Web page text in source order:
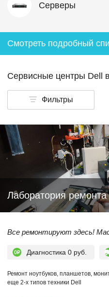
Серверы
Смотреть подробный
Сервисные центры Dell
Фильтры
Лаборатория ремонта
Все ремонтируют здесь!
Диагностика 0 руб.
Ремонт ноутбуков, планшетов,
еще 2-х типов техники Dell